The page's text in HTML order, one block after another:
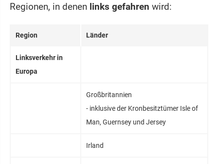
Regionen, in denen links gefahren wird:
Region Länder
Linksverkehr in
Europa
Großbritannien
- inklusive der Kronbesitztümer Isle of
Man, Guernsey und Jersey
Irland